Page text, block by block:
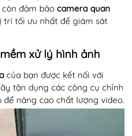
đảm bảo camera quan
trí tối ưu nhất để giám sát
xử lý hình ảnh
của bạn được kết nối với
tận dụng các công cụ chỉnh
để nâng cao chất lượng video.